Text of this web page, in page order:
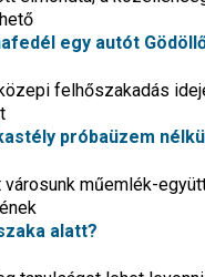
egy autót
felhőszakadás
próbaüzem
műemlék-
alatt?